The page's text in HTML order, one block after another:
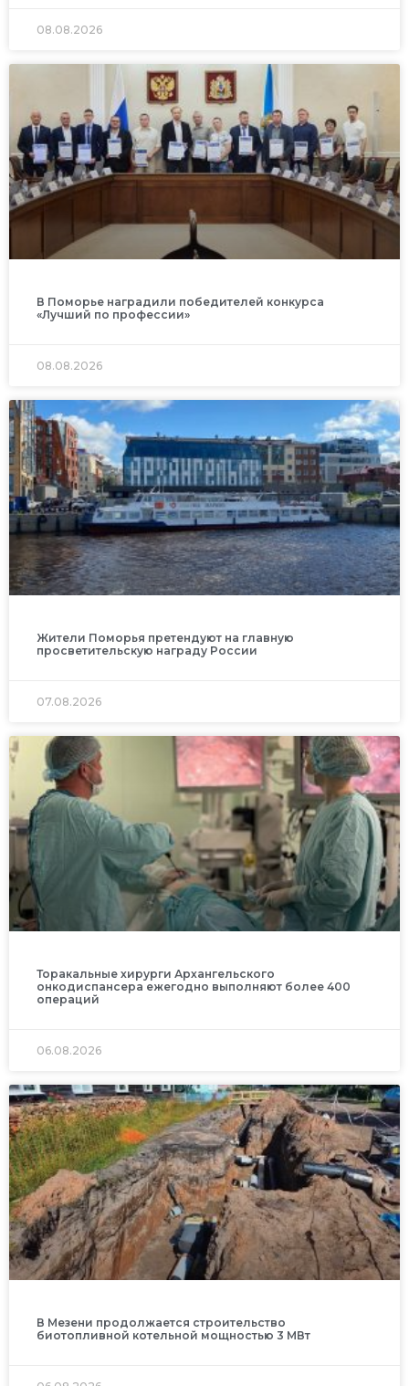
08.08.2026
В Поморье наградили победителей конкурса
«Лучший по профессии»
08.08.2026
Жители Поморья претендуют на главную
просветительскую награду России
07.08.2026
Торакальные хирурги Архангельского
онкодиспансера ежегодно выполняют более 400
операций
06.08.2026
В Мезени продолжается строительство
биотопливной котельной мощностью 3 МВт